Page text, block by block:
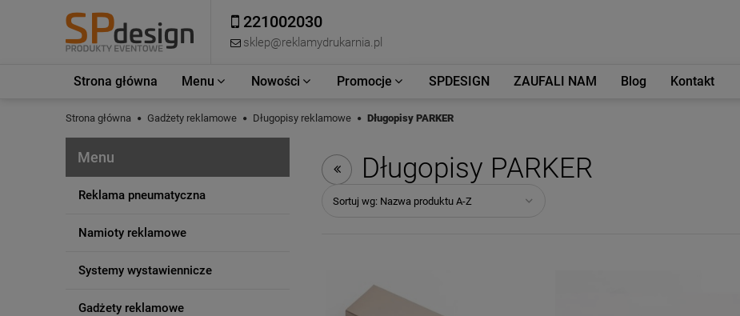
221002030
sklep@reklamydrukarnia.pl
Strona główna Menu Nowości Promocje SPDESIGN ZAUFALI NAM Blog Kontakt
Strona główna Gadżety reklamowe Długopisy reklamowe Długopisy PARKER
Menu
Reklama pneumatyczna
Namioty reklamowe
Systemy wystawiennicze
Gadżety reklamowe
Długopisy PARKER
Sortuj wg: Nazwa produktu A-Z